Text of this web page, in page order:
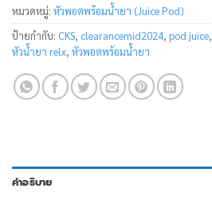
หมวดหมู่: หัวพอตพร้อมน้ำยา (Juice Pod)
ป้ายกำกับ: CKS, clearancemid2024, pod juice,
หัวน้ำยา relx, หัวพอตพร้อมน้ำยา
คำอธิบาย